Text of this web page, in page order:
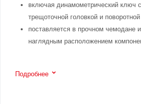
включая динамометрический ключ
трещоточной головкой и
поставляется в прочном чемодане
наглядным расположением
Подробнее